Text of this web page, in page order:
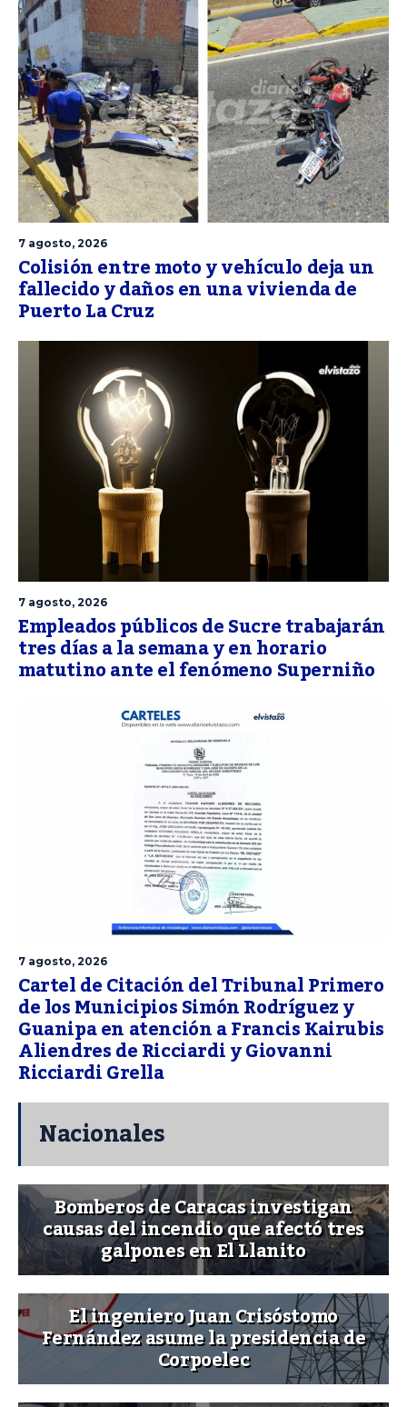
7 agosto, 2026
Colisión entre moto y vehículo deja un
fallecido y daños en una vivienda de
Puerto La Cruz
7 agosto, 2026
Empleados públicos de Sucre trabajarán
tres días a la semana y en horario
matutino ante el fenómeno Superniño
7 agosto, 2026
Cartel de Citación del Tribunal Primero
de los Municipios Simón Rodríguez y
Guanipa en atención a Francis Kairubis
Aliendres de Ricciardi y Giovanni
Ricciardi Grella
Nacionales
Bomberos de Caracas investigan
causas del incendio que afectó tres
galpones en El Llanito
El ingeniero Juan Crisóstomo
Fernández asume la presidencia de
Corpoelec